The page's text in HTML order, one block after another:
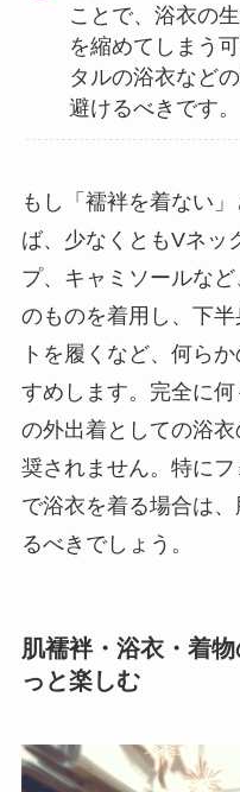
ことで、浴衣の
を縮めてしまう
タルの浴衣など
避けるべきです。
もし「襦袢を着ない
ば、少なくともVネッ
プ、キャミソールな
のものを着用し、下
トを履くなど、何ら
すめします。完全に
の外出着としての浴
奨されません。特に
で浴衣を着る場合は
るべきでしょう。
肌襦袢・浴衣・着
っと楽しむ